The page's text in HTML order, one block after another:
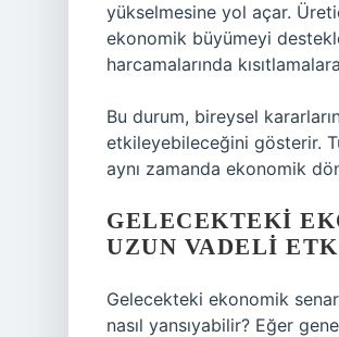
yükselmesine yol açar.
ekonomik büyümeyi
harcamalarında
Bu durum, bireysel
etkileyebileceğini gösterir.
aynı zamanda ekonomik
GELECEKTEKI
UZUN VADELI
Gelecekteki ekonomik
nasıl yansıyabilir? Eğer